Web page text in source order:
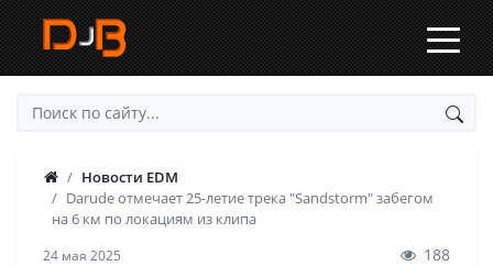
Новости EDM
Darude отмечает 25-летие трека "Sandstorm" забегом
на 6 км по локациям из клипа
24 мая 2025 188